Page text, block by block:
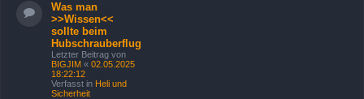
Was man
>>Wissen<<
sollte beim
Hubschrauberflug
Letzter Beitrag von
BIGJIM « 02.05.2025
18:22:12
Verfasst in Heli und
Sicherheit